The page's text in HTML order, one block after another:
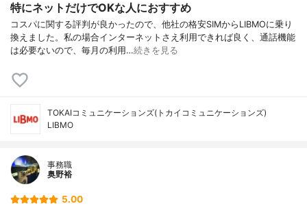
特にネットだけでOKな人におすすめ
コスパに関する評判が良かったので、他社の格安SIMからLIBMOに乗り
換えました。私の場合インターネットさえ利用できれば良く、通話機能
は必要ないので、毎月の利用…続きを見る
TOKAIコミュニケーションズ(トカイコミュニケーションズ)
LIBMO
事務職
奥野裕
5.00